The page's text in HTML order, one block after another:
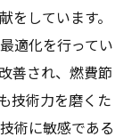
をしています。
適化を行ってい
善され、燃費節
技術力を磨くた
術に敏感である